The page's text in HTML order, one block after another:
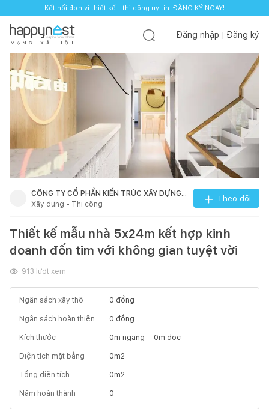
Kết nối đơn vị thiết kế - thi công uy tín. ĐĂNG KÝ NGAY!
M Ạ N G X Ã H Ộ I
Đăng nhập Đăng ký
CÔNG TY CỔ PHẦN KIẾN TRÚC XÂY DỰNG
SONG PHÁT
Xây dựng - Thi công
Theo dõi
Thiết kế mẫu nhà 5x24m kết hợp kinh
doanh đốn tim với không gian tuyệt vời
913 lượt xem
Ngân sách xây thô 0 đồng
Ngân sách hoàn thiện 0 đồng
Kích thước 0m ngang 0m dọc
Diện tích mặt bằng 0m2
Tổng diện tích 0m2
Năm hoàn thành 0